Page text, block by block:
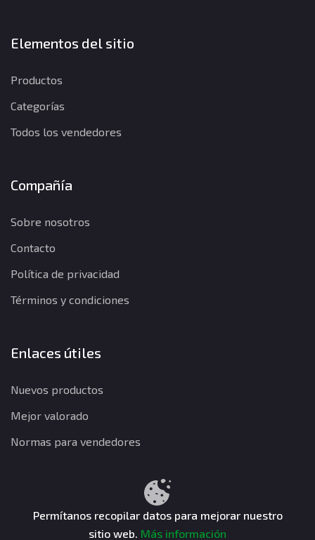
Elementos del sitio
Productos
Categorías
Todos los vendedores
Compañía
Sobre nosotros
Contacto
Política de privacidad
Términos y condiciones
Enlaces útiles
Nuevos productos
Mejor valorado
Normas para vendedores
Términos y condiciones
CuentasGO © 2026. Todos los derechos reservados.
Permítanos recopilar datos para mejorar nuestro
sitio web. Más información